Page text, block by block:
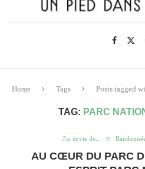
Home Tags Posts tagged
TAG: PARC
J'ai envie de...
AU CŒUR DU PARC